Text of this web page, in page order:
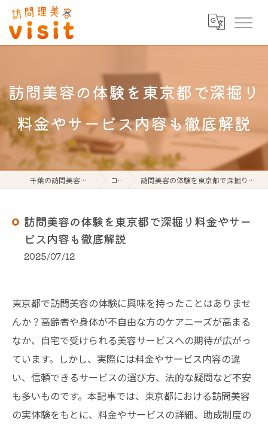
訪問美容の体験を東京都で深掘り
料金やサービス内容も徹底解説
千葉の訪問美容なら訪問理美容visit コラム 訪問美容の体験を東京都で深掘り料金やサービス内容も徹底解説
訪問美容の体験を東京都で深掘り料金やサー
ビス内容も徹底解説
2025/07/12
東京都で訪問美容の体験に興味を持ったことはありませ
んか？高齢者や身体が不自由な方のケアニーズが高まる
なか、自宅で受けられる美容サービスへの期待が広がっ
ています。しかし、実際には料金やサービス内容の違
い、信頼できるサービスの選び方、法的な疑問など不安
も多いものです。本記事では、東京都における訪問美容
の実体験をもとに、料金やサービスの詳細、助成制度の